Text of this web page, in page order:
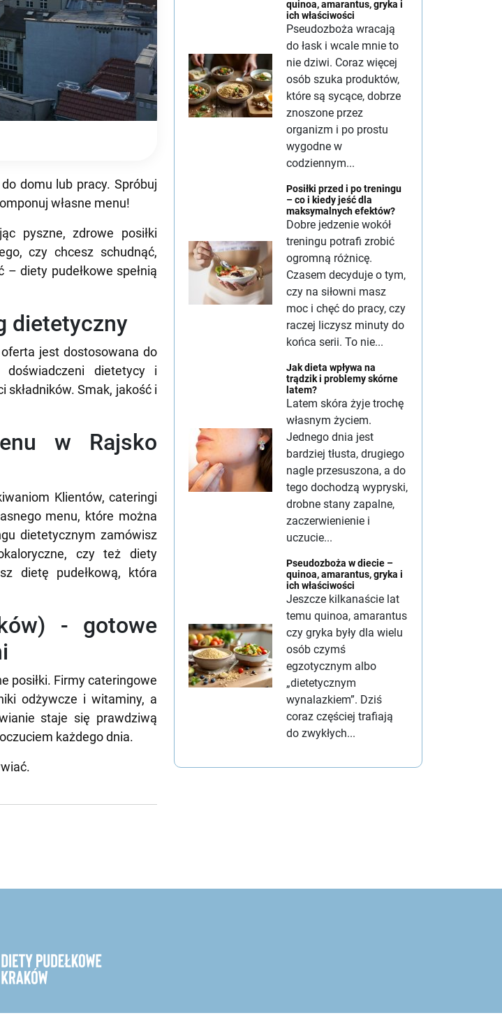
domu lub pracy. Spróbuj
własne menu!
pyszne, zdrowe posiłki
czy chcesz schudnąć,
diety pudełkowe spełnią
dietetyczny
oferta jest dostosowana do
doświadczeni dietetycy i
składników. Smak, jakość i
w Rajsko
Klientów, cateringi
menu, które można
dietetycznym zamówisz
czy też diety
dietę pudełkową, która
- gotowe
posiłki. Firmy cateringowe
odżywcze i witaminy, a
staje się prawdziwą
każdego dnia.
quinoa, amarantus, gryka i
ich właściwości
Pseudozboża wracają
do łask i wcale mnie to
nie dziwi. Coraz więcej
osób szuka produktów,
które są sycące, dobrze
znoszone przez
organizm i po prostu
wygodne w
codziennym...
Posiłki przed i po treningu
– co i kiedy jeść dla
maksymalnych efektów?
Dobre jedzenie wokół
treningu potrafi zrobić
ogromną różnicę.
Czasem decyduje o tym,
czy na siłowni masz
moc i chęć do pracy, czy
raczej liczysz minuty do
końca serii. To nie...
Jak dieta wpływa na
trądzik i problemy skórne
latem?
Latem skóra żyje trochę
własnym życiem.
Jednego dnia jest
bardziej tłusta, drugiego
nagle przesuszona, a do
tego dochodzą wypryski,
drobne stany zapalne,
zaczerwienienie i
uczucie...
Pseudozboża w diecie –
quinoa, amarantus, gryka i
ich właściwości
Jeszcze kilkanaście lat
temu quinoa, amarantus
czy gryka były dla wielu
osób czymś
egzotycznym albo
„dietetycznym
wynalazkiem”. Dziś
coraz częściej trafiają
do zwykłych...